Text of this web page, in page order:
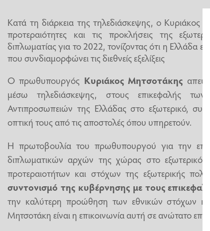
Κατά τη διάρκεια της τηλεδιάσκεψης, ο Κυριάκος
προτεραιότητες και τις προκλήσεις της
διπλωματίας για το 2022, τονίζοντας ότι η Ελλάδα
που συνδιαμορφώνει τις διεθνείς εξελίξεις
Ο πρωθυπουργός Κυριάκος Μητσοτάκης
μέσω τηλεδιάσκεψης, στους επικεφαλής
Αντιπροσωπειών της Ελλάδας στο εξωτερικό,
οπτική τους από τις αποστολές όπου υπηρετούν.
Η πρωτοβουλία του πρωθυπουργού για την
διπλωματικών αρχών της χώρας στο εξωτερικό
προτεραιοτήτων και στόχων της εξωτερικής
συντονισμό της κυβέρνησης με τους
την καλύτερη προώθηση των εθνικών στόχων
Μητσοτάκη είναι η επικοινωνία αυτή σε ανώτατο